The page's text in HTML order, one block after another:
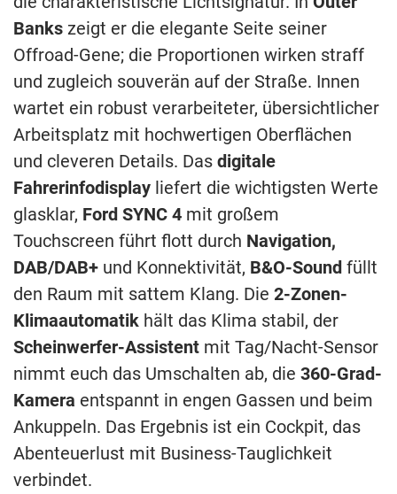
Banks zeigt er die elegante Seite seiner
Offroad-Gene; die Proportionen wirken straff
und zugleich souverän auf der Straße. Innen
wartet ein robust verarbeiteter, übersichtlicher
Arbeitsplatz mit hochwertigen Oberflächen
und cleveren Details. Das digitale
Fahrerinfodisplay liefert die wichtigsten Werte
glasklar, Ford SYNC 4 mit großem
Touchscreen führt flott durch Navigation,
DAB/DAB+ und Konnektivität, B&O-Sound füllt
den Raum mit sattem Klang. Die 2-Zonen-
Klimaautomatik hält das Klima stabil, der
Scheinwerfer-Assistent mit Tag/Nacht-Sensor
nimmt euch das Umschalten ab, die 360-Grad-
Kamera entspannt in engen Gassen und beim
Ankuppeln. Das Ergebnis ist ein Cockpit, das
Abenteuerlust mit Business-Tauglichkeit
verbindet.